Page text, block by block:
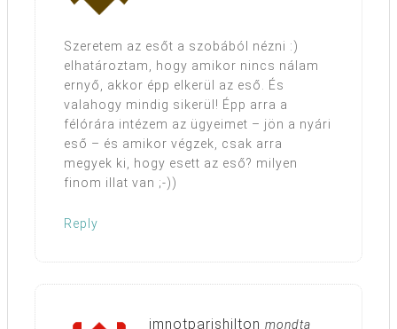
Szeretem az esőt a szobából nézni :)
elhatároztam, hogy amikor nincs nálam
ernyő, akkor épp elkerül az eső. És
valahogy mindig sikerül! Épp arra a
félórára intézem az ügyeimet – jön a nyári
eső – és amikor végzek, csak arra
megyek ki, hogy esett az eső? milyen
finom illat van ;-))
Reply
imnotparishilton mondta